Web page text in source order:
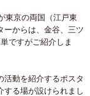
東京の両国（江戸東
ーからは、金谷、三ツ
ですがご紹介しま
動を紹介するポスタ
する場が設けられまし